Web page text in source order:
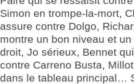
Simon en trompe-la-mort,
assure contre Dolgo,
montre un bon niveau et
droit, Jo sérieux, Bennet
contre Carreno Busta,
dans le tableau principal…